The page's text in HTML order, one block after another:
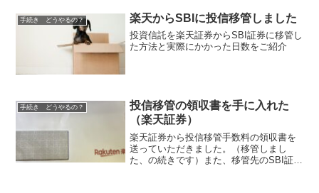
界。別れて新しい生活を始めたい。で
も、役所に知人がいる、離婚...
手続き どうやるの？ 楽天からSBIに投信移管しました
投資信託を楽天証券からSBI証券に移管し
た方法と実際にかかった日数をご紹介
手続き どうやるの？
投信移管の領収書を手に入れた
（楽天証券）
楽天証券から投信移管手数料の領収書を
送っていただきました。（移管しまし
た、の続きです）また、移管先のSBI証券